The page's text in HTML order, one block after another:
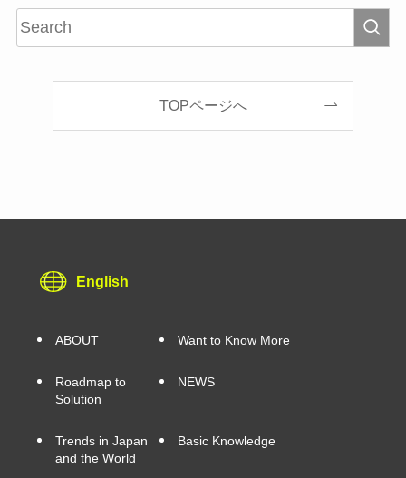
TOPページへ
English
ABOUT Want to Know More
Roadmap to
Solution
NEWS
Trends in Japan
and the World
Basic Knowledge